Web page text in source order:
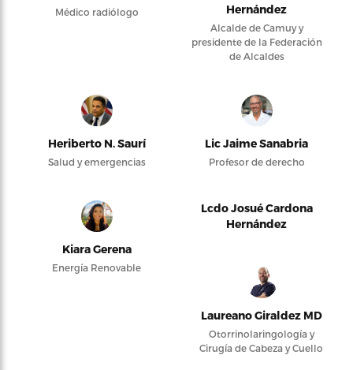
Médico radiólogo
Hernández
Alcalde de Camuy y
presidente de la Federación
de Alcaldes
Heriberto N. Saurí
Salud y emergencias
Lic Jaime Sanabria
Profesor de derecho
Kiara Gerena
Energía Renovable
Lcdo Josué Cardona
Hernández
Laureano Giraldez MD
Otorrinolaringología y
Cirugía de Cabeza y Cuello